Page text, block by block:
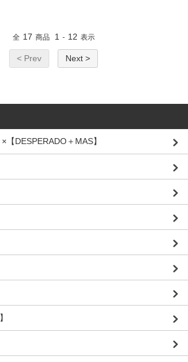
全 17 商品 1 - 12 表示
< Prev Next >
【DESPERADO＋MAS】